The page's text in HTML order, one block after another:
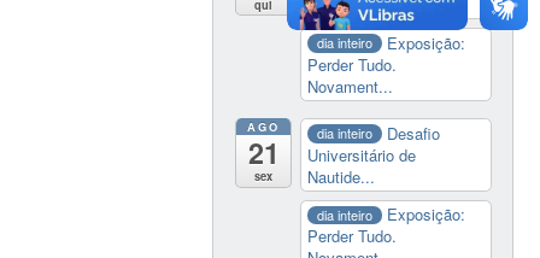
qui
dia inteiro
Exposição:
Perder Tudo.
Novament...
AGO
21
sex
dia inteiro
Desafio
Universitário de
Nautide...
dia inteiro
Exposição:
Perder Tudo.